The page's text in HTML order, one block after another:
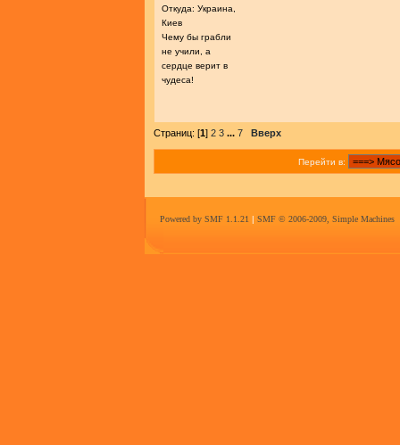
Откуда: Украина,
Киев
Чему бы грабли
не учили, а
сердце верит в
чудеса!
Страниц: [1] 2 3 ... 7 Вверх
Перейти в:
Powered by SMF 1.1.21 | SMF © 2006-2009, Simple Machines